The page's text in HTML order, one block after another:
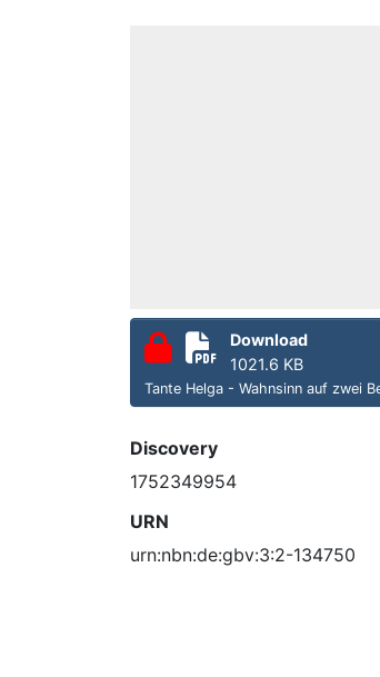
Download
1021.6 KB
Tante Helga - Wahnsinn auf zwei
Discovery
1752349954
URN
urn:nbn:de:gbv:3:2-134750